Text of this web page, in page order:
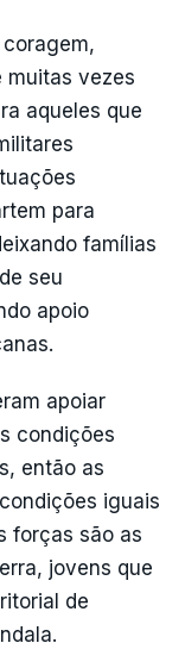
muitas vezes
aqueles que
para
famílias
seu
apoio
apoiar
condições
então as
iguais
forças são as
jovens que
de